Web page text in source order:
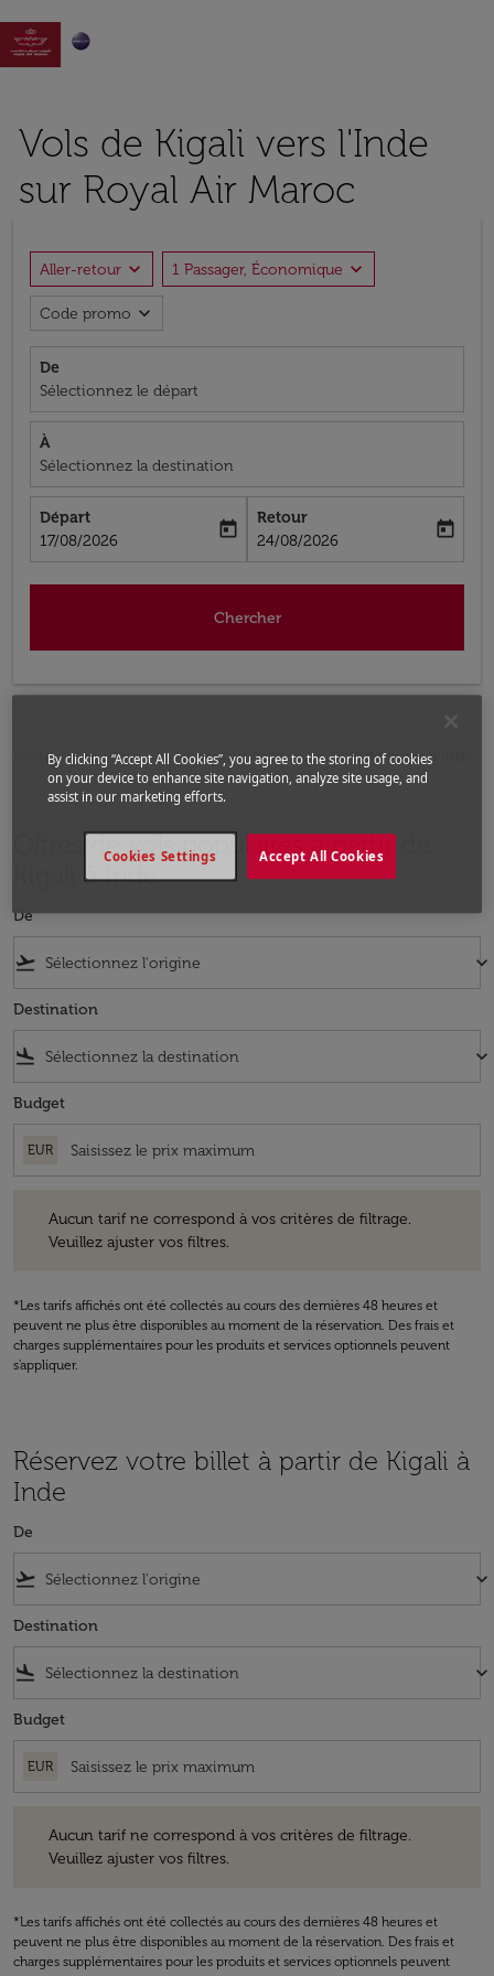

Vols de Kigali vers l'Inde
sur Royal Air Maroc
Aller-retour expand_more 1 Passager, Économique expand_more
Code promo expand_more
De
Sélectionnez le départ
À
Sélectionnez la destination
Départ
fc-booking-departure-date-aria-label
17/08/2026
today
Retour
fc-booking-return-date-aria-label
24/08/2026
today
Chercher
Accueil Vols Vols pour Inde Vols de Kigali a Inde
Offres de vols populaires à partir de
Kigali à Inde
De
flight_takeoff keyboard_arrow_down
Destination
flight_land keyboard_arrow_down
Budget
EUR
Aucun tarif ne correspond à vos critères de filtrage.
Veuillez ajuster vos filtres.
*Les tarifs affichés ont été collectés au cours des dernières 48 heures et
peuvent ne plus être disponibles au moment de la réservation. Des frais et
charges supplémentaires pour les produits et services optionnels peuvent
s'appliquer.
Réservez votre billet à partir de Kigali à
Inde
De
flight_takeoff keyboard_arrow_down
Destination
flight_land keyboard_arrow_down
Budget
EUR
Aucun tarif ne correspond à vos critères de filtrage.
Veuillez ajuster vos filtres.
*Les tarifs affichés ont été collectés au cours des dernières 48 heures et
peuvent ne plus être disponibles au moment de la réservation. Des frais et
charges supplémentaires pour les produits et services optionnels peuvent
By clicking “Accept All Cookies”, you agree to the storing of cookies
on your device to enhance site navigation, analyze site usage, and
assist in our marketing efforts.
Accept All Cookies
Cookies Settings